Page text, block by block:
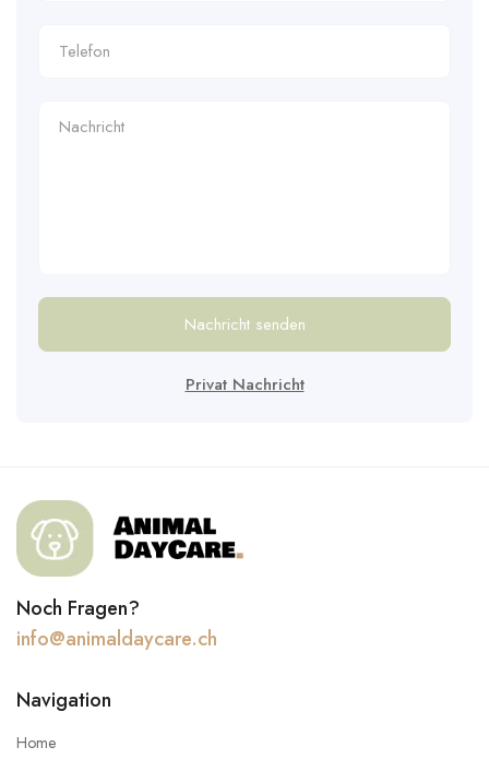
Nachricht senden
Privat Nachricht
Noch Fragen?
info@animaldaycare.ch
Navigation
Home